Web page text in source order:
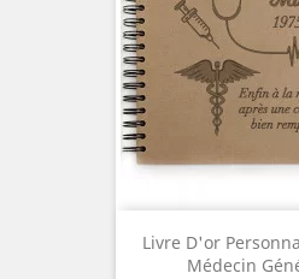
Livre D'or
Médecin